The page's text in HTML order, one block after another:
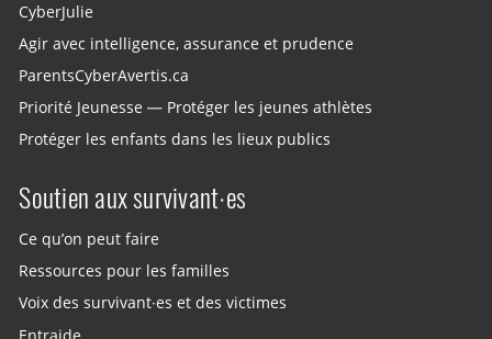
CyberJulie
Agir avec intelligence, assurance et prudence
ParentsCyberAvertis.ca
Priorité Jeunesse — Protéger les jeunes athlètes
Protéger les enfants dans les lieux publics
Soutien aux survivant·es
Ce qu’on peut faire
Ressources pour les familles
Voix des survivant·es et des victimes
Entraide